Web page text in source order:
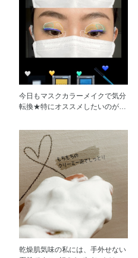
肌がツヤツヤでキレイ！ 」 と必
ず褒められます笑 コンパクトに
入ったリキッドタイプで、 付属
のパフでパッパッとひと塗りする
だけでキレイなツヤ肌に仕上がり
ます！ そして、私のメイク直し
にも大活躍。 乾燥肌なので、パ
ウダーファンデを使うと余計に粉
っぽく浮いてしまいますが、 こ
の子ならカバー力もちゃんとある
し、ツヤツヤ肌が復活します！
し、 私のオススメで愛用してく
れている友達が何人もいます！
②ブレンドベリー オーラクリエ
イション 004 キラキラッと輝く
ラメでイエベブルベなど関係なく
心がときめくパレットですね。
こんなパレットで…この値段？？
と驚くぐらいコスパがいいアイテ
ムです。 私の一押しは004 プラ
ム&メタリックウォームです。 左
ールドに心を奪われてしまいまし
今日もマスクカラーメイクで気分
転換★特にオススメしたいのが
指でトントンとつけるだけでな
く、私はカラーメイクのベース色
として使うのもハマっています❤︎
細やかなラメで軽やかさを演出で
きるので、【初心者でも簡単にチ
ャレンジ】ふんわりカラーメイク
に欠かせない名品と思います。
乾燥肌気味の私には、手外せない